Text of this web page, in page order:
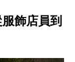
飾店員到